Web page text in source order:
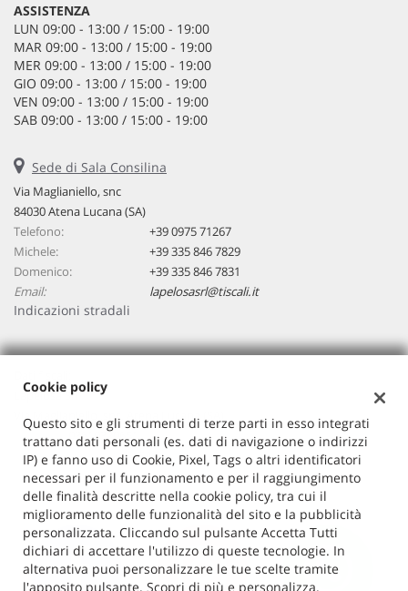
ASSISTENZA
LUN 09:00 - 13:00 / 15:00 - 19:00
MAR 09:00 - 13:00 / 15:00 - 19:00
MER 09:00 - 13:00 / 15:00 - 19:00
GIO 09:00 - 13:00 / 15:00 - 19:00
VEN 09:00 - 13:00 / 15:00 - 19:00
SAB 09:00 - 13:00 / 15:00 - 19:00
lapelosasrl
Sede di Sala Consilina
Via Maglianiello, snc
84030 Atena Lucana (SA)
Telefono:
+39 0975 71267
Michele:
+39 335 846 7829
Domenico:
+39 335 846 7831
Email:
lapelosasrl@tiscali.it
Indicazioni stradali
Lapelosa Srl
Via Maglianiello ,snc, Atena Lucana (SA)
C.F/P.IVA: 03610320651
Registro delle imprese:SA
Cookie policy
Questo sito e gli strumenti di terze parti in esso integrati
trattano dati personali (es. dati di navigazione o indirizzi
IP) e fanno uso di Cookie, Pixel, Tags o altri identificatori
necessari per il funzionamento e per il raggiungimento
delle finalità descritte nella cookie policy, tra cui il
miglioramento delle funzionalità del sito e la pubblicità
personalizzata. Cliccando sul pulsante Accetta Tutti
dichiari di accettare l'utilizzo di queste tecnologie. In
alternativa puoi personalizzare le tue scelte tramite
l'apposito pulsante. Scopri di più e personalizza.